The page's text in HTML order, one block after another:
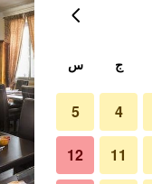
ج س
4
5
11
12